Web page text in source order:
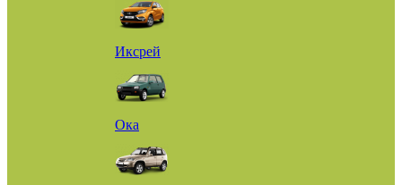
Иксрей
Ока